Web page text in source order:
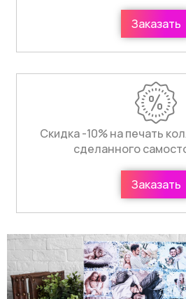
Заказать
Скидка -10% на печать
сделанного
Заказать